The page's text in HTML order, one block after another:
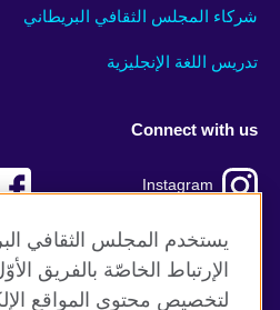
شركاء المجلس الثقافي البريطاني
تدريس اللغة الإنجليزية
Connect with us
Instagram
Twitter
يستخدم المجلس الثقافي
الإرتباط الخاصّة بالفريق
لتخصيص محتوى المواقع